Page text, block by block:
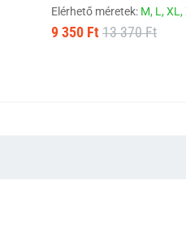
Elérhető méretek: M, L,XL,
9 350 Ft 13 370 Ft